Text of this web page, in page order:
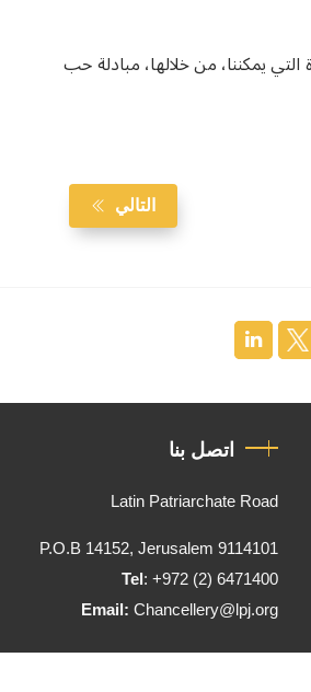
يمكننا، من خلالها، مبادلة حب
التالي
اتصل بنا
Latin Patriarchate Road
P.O.B 14152, Jerusalem 9114101
Tel: +972 (2) 6471400
Email:Chancellery@lpj.org